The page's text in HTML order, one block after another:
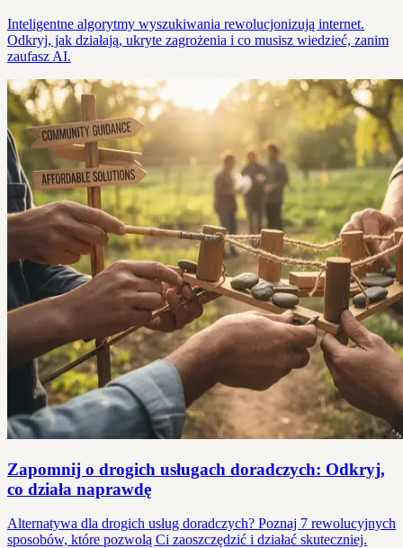
Inteligentne algorytmy wyszukiwania rewolucjonizują internet.
Odkryj, jak działają, ukryte zagrożenia i co musisz wiedzieć, zanim
zaufasz AI.
Zapomnij o drogich usługach doradczych: Odkryj,
co działa naprawdę
Alternatywa dla drogich usług doradczych? Poznaj 7 rewolucyjnych
sposobów, które pozwolą Ci zaoszczędzić i działać skuteczniej.